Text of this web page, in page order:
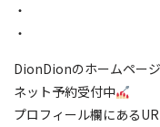
・
・
DionDionのホームペー
ネット予約受付中
プロフィール欄にある